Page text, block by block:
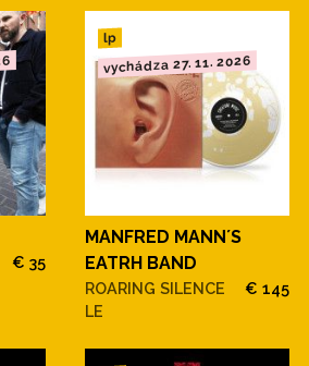
€ 35
lp
vychádza 27. 11. 2026
MANFRED MANN´S
EATRH BAND
ROARING SILENCE
LE
€ 145